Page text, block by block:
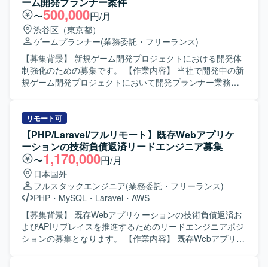
とのコミュニケーション 【求める人物像】 ・常により良い
モノづくりを追求できる方です。 ・チームワークを重んじ
る方です。 ・ゲームシステムを理解して制作できる方で
す。 ・自走できる方です。 【開発環境】 ・開発ツール：
Unity ・ライブラリ：UniTask、UniRx、MasterMemory
〜500,000円/月
渋谷区（東京都）
ゲームプランナー(業務委託・フリーランス)
【募集背景】 新規ゲーム開発プロジェクトにおける開発体
制強化のための募集です。 【作業内容】 当社で開発中の新
規ゲーム開発プロジェクトにおいて開発プランナー業務を
小規模なチームでの開発となり、将来的に他セクションや
新規タイトルを含めた他プロジェクトへの異動や、マネジ
メントへのミッション変更なども可能です。 【求める人物
像】 インディーゲームやアドベンチャーゲームへの強い興
味や知見をお持ちで、主体的に課題を発見し解決しながら
業務を推進いただける方を求めています。チームでのもの
づくりを楽しみ、少数精鋭な環境で職能にこだわらず幅広
い業務に携わることにやりがいを感じていただける方を歓
迎いたします。 【ポジションの魅力】 オリジナルIPや有力
IPによる大規模ゲーム開発からインディーゲーム開発ま
で、多様なプロジェクトに企画初期段階から運用・海外展
リモート可
【PHP/Laravel/フルリモート】既存Webアプリケ
ーションの技術負債返済リードエンジニア募集
〜1,170,000円/月
日本国外
フルスタックエンジニア(業務委託・フリーランス)
PHP ・ MySQL ・ Laravel ・ AWS
【募集背景】 既存Webアプリケーションの技術負債返済お
よびAPIリプレイスを推進するためのリードエンジニアポジ
ションの募集となります。 【作業内容】 既存Webアプリケ